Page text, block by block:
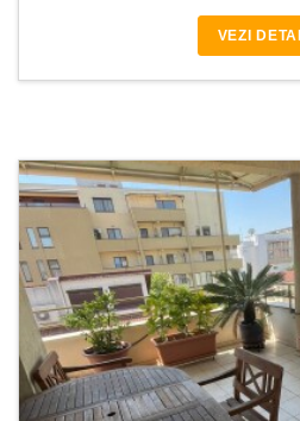
VEZI